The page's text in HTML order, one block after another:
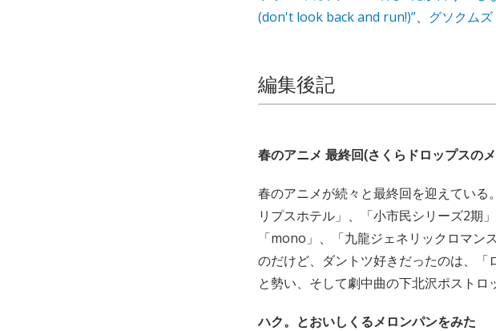
(don't look back and run!)”、 グソクムズ
編集後記
春のアニメ 最終回(さくらドロップスの
春のアニメが続々と最終回を迎えてい
リプスホテル」、「小市民シリーズ2期
「mono」、「九龍ジェネリックロマン
のだけど、ダントツ好きだったのは、
と勢い、そして劇中曲の下北沢ポスト
ハク。とおいしくるメロンパンをみた